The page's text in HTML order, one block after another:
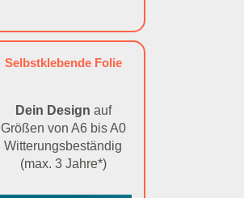
Selbstklebende Folie
Dein Design auf
Größen von A6 bis A0
Witterungsbeständig
(max. 3 Jahre*)